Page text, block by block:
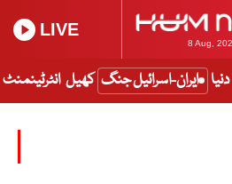
8 Aug,
LIVE
دنیا ایران-اسرائیل جنگ کھیل انٹرٹینمنٹ